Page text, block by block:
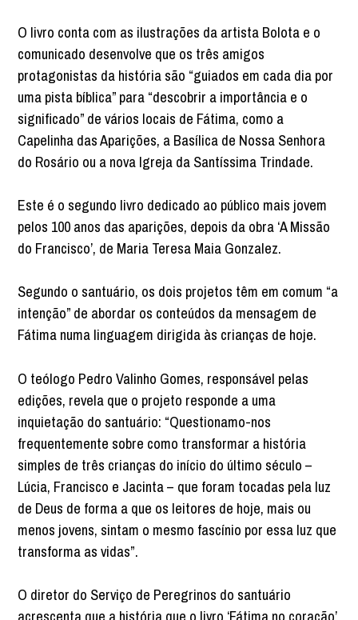
O livro conta com as ilustrações da artista Bolota e o
comunicado desenvolve que os três amigos
protagonistas da história são “guiados em cada dia por
uma pista bíblica” para “descobrir a importância e o
significado” de vários locais de Fátima, como a
Capelinha das Aparições, a Basílica de Nossa Senhora
do Rosário ou a nova Igreja da Santíssima Trindade.
Este é o segundo livro dedicado ao público mais jovem
pelos 100 anos das aparições, depois da obra ‘A Missão
do Francisco’, de Maria Teresa Maia Gonzalez.
Segundo o santuário, os dois projetos têm em comum “a
intenção” de abordar os conteúdos da mensagem de
Fátima numa linguagem dirigida às crianças de hoje.
O teólogo Pedro Valinho Gomes, responsável pelas
edições, revela que o projeto responde a uma
inquietação do santuário: “Questionamo-nos
frequentemente sobre como transformar a história
simples de três crianças do início do último século –
Lúcia, Francisco e Jacinta – que foram tocadas pela luz
de Deus de forma a que os leitores de hoje, mais ou
menos jovens, sintam o mesmo fascínio por essa luz que
transforma as vidas”.
O diretor do Serviço de Peregrinos do santuário